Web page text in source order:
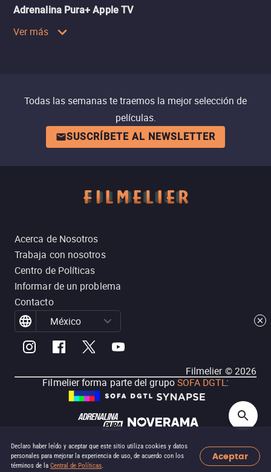
Declaro haber leído y aceptar que este sitio utiliza cookies y datos
personales para mejorar la experiencia de uso, de acuerdo con los
términos de la Central de Políticas.
Aceptar
Adrenalina Pura+ Apple TV
Ver más
Todas las semanas te traemos la mejor selección de
películas.
SUSCRÍBETE AL NEWSLETTER
Acerca de Nosotros
Trabaja con nosotros
Centro de Políticas
Informar de un problema
Contacto
México
Filmelier ©2026
Filmelier forma parte del grupoSOFA DGTL: